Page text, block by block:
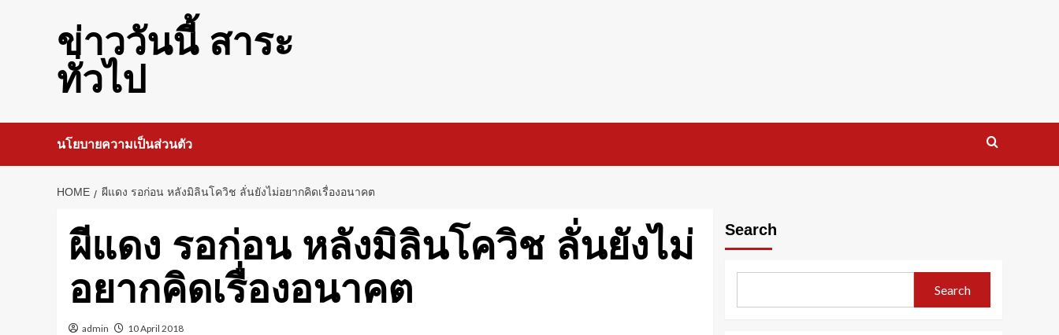
ข่าววันนี้ สาระ
ทั่วไป
นโยบายความเป็นส่วนตัว
HOME ผีแดง รอก่อน หลังมิลินโควิช ลั่นยังไม่อยากคิดเรื่องอนาคต
ผีแดง รอก่อน หลังมิลินโควิช ลั่นยังไม่
อยากคิดเรื่องอนาคต
admin 10 April 2018
Search
Search